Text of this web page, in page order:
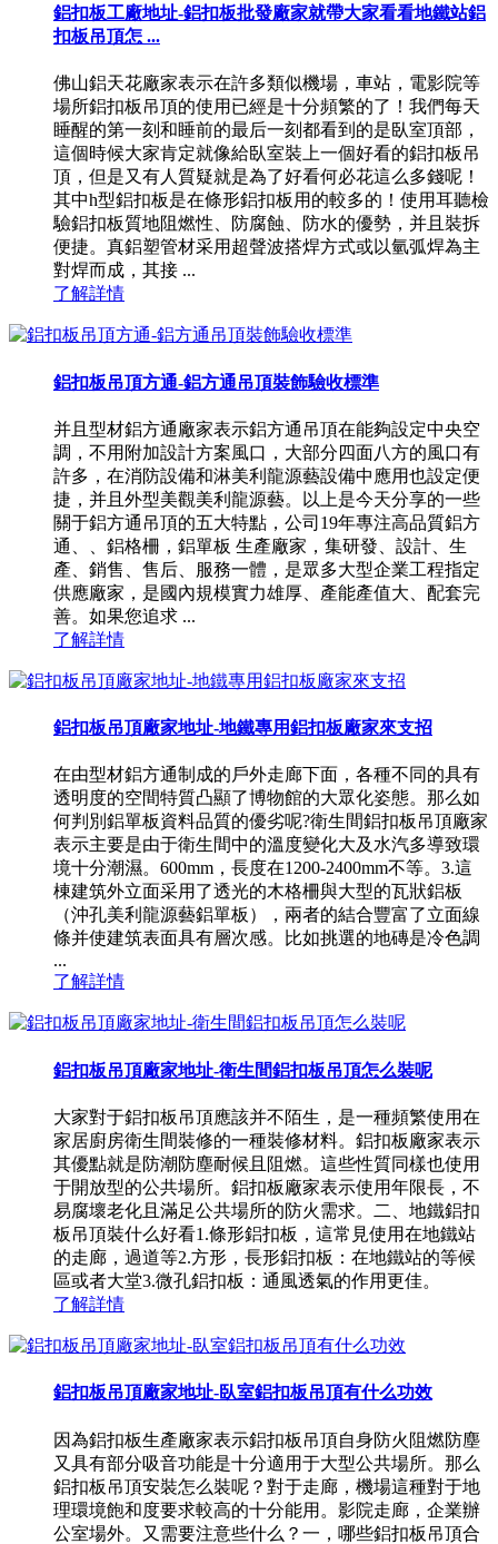
鋁扣板工廠地址-鋁扣板批發廠家就帶大家看看地鐵站鋁
扣板吊頂怎 ...
佛山鋁天花廠家表示在許多類似機場，車站，電影院等
場所鋁扣板吊頂的使用已經是十分頻繁的了！我們每天
睡醒的第一刻和睡前的最后一刻都看到的是臥室頂部，
這個時候大家肯定就像給臥室裝上一個好看的鋁扣板吊
頂，但是又有人質疑就是為了好看何必花這么多錢呢！
其中h型鋁扣板是在條形鋁扣板用的較多的！使用耳聽檢
驗鋁扣板質地阻燃性、防腐蝕、防水的優勢，并且裝拆
便捷。真鋁塑管材采用超聲波搭焊方式或以氫弧焊為主
對焊而成，其接 ...
了解詳情
鋁扣板吊頂方通-鋁方通吊頂裝飾驗收標準
并且型材鋁方通廠家表示鋁方通吊頂在能夠設定中央空
調，不用附加設計方案風口，大部分四面八方的風口有
許多，在消防設備和淋美利龍源藝設備中應用也設定便
捷，并且外型美觀美利龍源藝。以上是今天分享的一些
關于鋁方通吊頂的五大特點，公司19年專注高品質鋁方
通、、鋁格柵，鋁單板 生產廠家，集研發、設計、生
產、銷售、售后、服務一體，是眾多大型企業工程指定
供應廠家，是國內規模實力雄厚、產能產值大、配套完
善。如果您追求 ...
了解詳情
鋁扣板吊頂廠家地址-地鐵專用鋁扣板廠家來支招
在由型材鋁方通制成的戶外走廊下面，各種不同的具有
透明度的空間特質凸顯了博物館的大眾化姿態。那么如
何判別鋁單板資料品質的優劣呢?衛生間鋁扣板吊頂廠家
表示主要是由于衛生間中的溫度變化大及水汽多導致環
境十分潮濕。600mm，長度在1200-2400mm不等。3.這
棟建筑外立面采用了透光的木格柵與大型的瓦狀鋁板
（沖孔美利龍源藝鋁單板），兩者的結合豐富了立面線
條并使建筑表面具有層次感。比如挑選的地磚是冷色調
...
了解詳情
鋁扣板吊頂廠家地址-衛生間鋁扣板吊頂怎么裝呢
大家對于鋁扣板吊頂應該并不陌生，是一種頻繁使用在
家居廚房衛生間裝修的一種裝修材料。鋁扣板廠家表示
其優點就是防潮防塵耐候且阻燃。這些性質同樣也使用
于開放型的公共場所。鋁扣板廠家表示使用年限長，不
易腐壞老化且滿足公共場所的防火需求。二、地鐵鋁扣
板吊頂裝什么好看1.條形鋁扣板，這常見使用在地鐵站
的走廊，過道等2.方形，長形鋁扣板：在地鐵站的等候
區或者大堂3.微孔鋁扣板：通風透氣的作用更佳。
了解詳情
鋁扣板吊頂廠家地址-臥室鋁扣板吊頂有什么功效
因為鋁扣板生產廠家表示鋁扣板吊頂自身防火阻燃防塵
又具有部分吸音功能是十分適用于大型公共場所。那么
鋁扣板吊頂安裝怎么裝呢？對于走廊，機場這種對于地
理環境飽和度要求較高的十分能用。影院走廊，企業辦
公室場外。又需要注意些什么？一，哪些鋁扣板吊頂合